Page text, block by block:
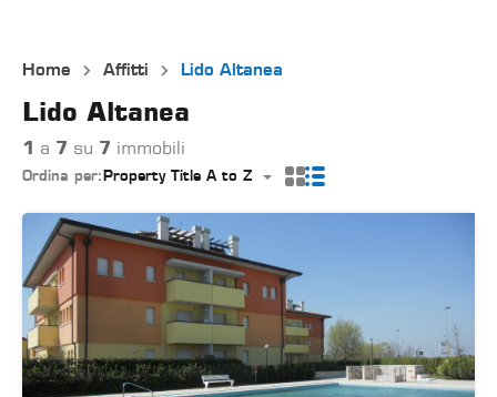
Home Affitti Lido Altanea
Lido Altanea
1 a 7 su 7 immobili
Ordina per: Property Title A to Z